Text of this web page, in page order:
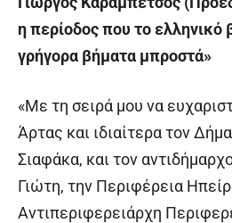
η περίοδος που το ελληνικό
γρήγορα βήματα μπροστά»
«Με τη σειρά μου να
Άρτας και ιδιαίτερα τον
Σιαφάκα, και τον
Γιώτη, την Περιφέρεια
Αντιπεριφερειάρχη